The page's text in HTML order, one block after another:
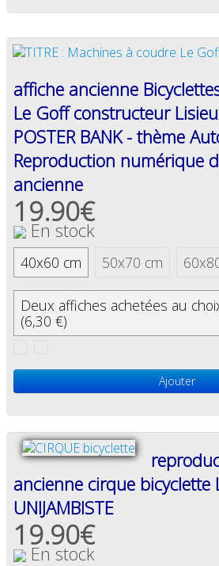
affiche ancienne
Le Goff constructeur
POSTER BANK - thème
Reproduction numérique
ancienne
19.90€
En stock
40x60 cm 50x70 cm
Deux affiches achetées au
(6,30 €)
Ajouter
ancienne cirque bicyclette
UNIJAMBISTE
19.90€
En stock